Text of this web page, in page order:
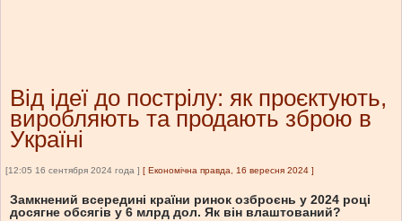
Від ідеї до пострілу: як проєктують,
виробляють та продають зброю в
Україні
[12:05 16 сентября 2024 года ] [ Економічна правда, 16 вересня 2024 ]
Замкнений всередині країни ринок озброєнь у 2024 році
досягне обсягів у 6 млрд дол. Як він влаштований?